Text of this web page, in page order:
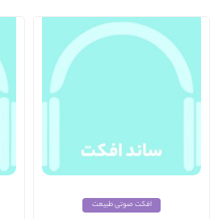
افکت صوتی طبیعت